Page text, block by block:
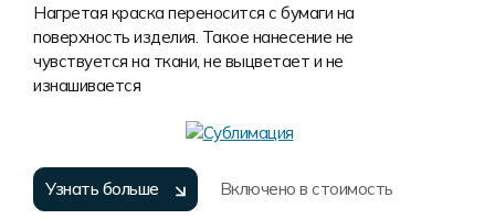
Нагретая краска переносится с бумаги на
поверхность изделия. Такое нанесение не
чувствуется на ткани, не выцветает и не
изнашивается
Узнать больше Включено в стоимость